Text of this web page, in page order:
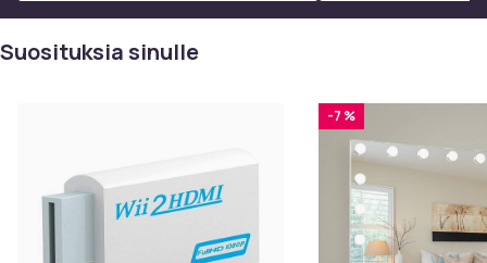
Suosituksia sinulle
-7 %